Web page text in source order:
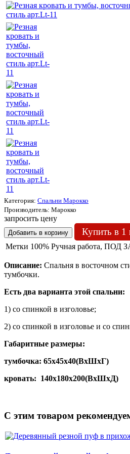
Категория: Спальни Марокко
Производитель: Марокко
запросить цену
Купить в 1
Метки 100% Ручная работа, ПОД
Описание: Спальня в восточном
тумбочки.
Есть два варианта этой спальни:
1) со спинкой в изголовье;
2) со спинкой в изголовье и со
Габаритные размеры:
тумбочка: 65х45х40(ВхШхГ)
кровать: 140х180х200(ВхШхД)
C этим товаром